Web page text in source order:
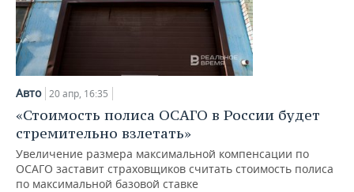
Авто 20 апр, 16:35
«Стоимость полиса ОСАГО в России будет
стремительно взлетать»
Увеличение размера максимальной компенсации по
ОСАГО заставит страховщиков считать стоимость полиса
по максимальной базовой ставке